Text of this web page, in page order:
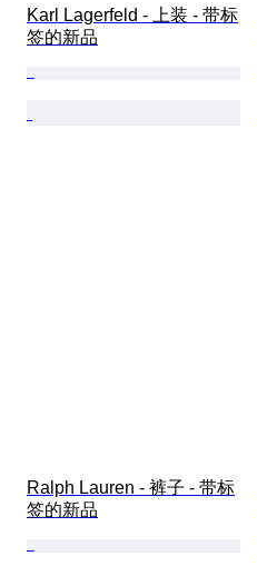
Karl Lagerfeld - 上装 - 带标
签的新品
Ralph Lauren - 裤子 - 带标
签的新品